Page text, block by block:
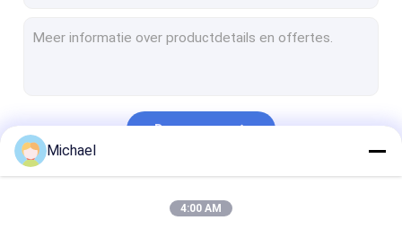
Elektronika Ultrasone Reinigingsmachine
Ultrasone Motorreinigingsmachine
Medische Ultrasone Reinigingsmachine
Doorgaan
Michael
4:00 AM